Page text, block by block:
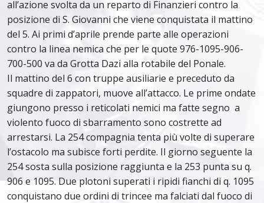
all’azione svolta da un reparto di Finanzieri contro la
posizione di S. Giovanni che viene conquistata il mattino
del 5. Ai primi d’aprile prende parte alle operazioni
contro la linea nemica che per le quote 976-1095-906-
700-500 va da Grotta Dazi alla rotabile del Ponale.
Il mattino del 6 con truppe ausiliarie e preceduto da
squadre di zappatori, muove all’attacco. Le prime ondate
giungono presso i reticolati nemici ma fatte segno a
violento fuoco di sbarramento sono costrette ad
arrestarsi. La 254 compagnia tenta più volte di superare
l’ostacolo ma subisce forti perdite. Il giorno seguente la
254 sosta sulla posizione raggiunta e la 253 punta su q.
906 e 1095. Due plotoni superati i ripidi fianchi di q. 1095
conquistano due ordini di trincee ma falciati dal fuoco di